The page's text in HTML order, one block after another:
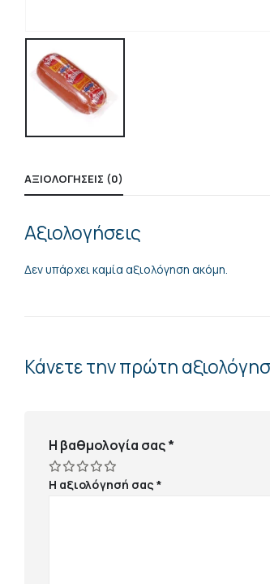
ΑΞΙΟΛΟΓΉΣΕΙΣ (0)
Αξιολογήσεις
Δεν υπάρχει καμία αξιολόγηση ακόμη.
Κάνετε την πρώτη
Η βαθμολογία σας*
Η αξιολόγησή σας*